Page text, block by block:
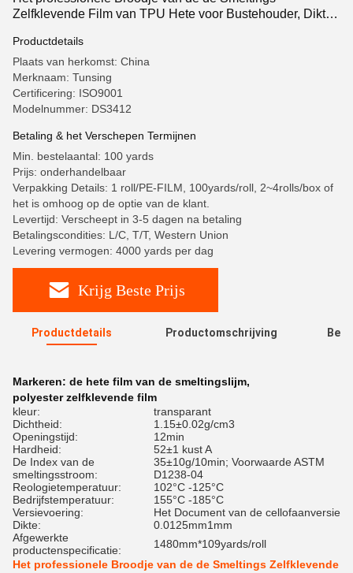
Zelfklevende Film van TPU Hete voor Bustehouder, Dikte
Productdetails
Plaats van herkomst: China
Merknaam: Tunsing
Certificering: ISO9001
Modelnummer: DS3412
Betaling & het Verschepen Termijnen
Min. bestelaantal: 100 yards
Prijs: onderhandelbaar
Verpakking Details: 1 roll/PE-FILM, 100yards/roll, 2~4rolls/box of
het is omhoog op de optie van de klant.
Levertijd: Verscheept in 3-5 dagen na betaling
Betalingscondities: L/C, T/T, Western Union
Levering vermogen: 4000 yards per dag
Krijg Beste Prijs
Productdetails Productomschrijving
Markeren: de hete film van de smeltingslijm,
polyester zelfklevende film
kleur:
transparant
Dichtheid:
1.15±0.02g/cm3
Openingstijd:
12min
Hardheid:
52±1 kust A
De Index van de
smeltingsstroom:
35±10g/10min; Voorwaarde ASTM
D1238-04
Reologietemperatuur:
102°C -125°C
Bedrijfstemperatuur:
155°C -185°C
Versievoering:
Het Document van de cellofaanversie
Dikte:
0.0125mm1mm
Afgewerkte
productenspecificatie:
1480mm*109yards/roll
Het professionele Broodje van de de Smeltings Zelfklevende